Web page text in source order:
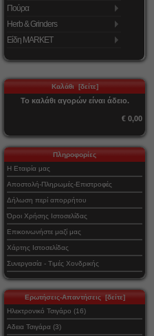
Πούρα
Herb & Grinders
Είδη MARKET
Καλάθι [δείτε]
Το καλάθι αγορών είναι άδειο.
€ 0,00
Πληροφορίες
Η Εταιρία μας
Αποστολή-Πληρωμές-Επιστροφές
Δήλωση περί απορρήτου
Όροι Χρήσης Ιστοσελίδας
Επικοινωνήστε μαζί μας
Χάρτης Ιστοσελίδας
Συνεργασία - Τιμές Χονδρικής
Ερωτήσεις-Απαντήσεις [δείτε]
Ηλεκτρονικό Τσιγάρο (16)
Αδεια Τσιγάρα (3)